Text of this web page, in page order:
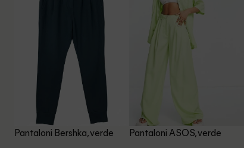
Pantaloni Bershka, verde Pantaloni ASOS, verde